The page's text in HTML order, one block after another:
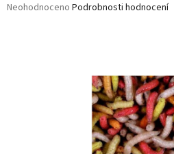
Průměrné
Neohodnoceno Podrobnosti hodnocení